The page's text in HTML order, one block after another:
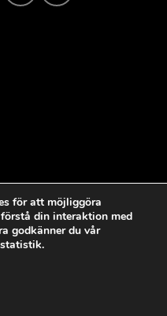
för att möjliggöra
din interaktion med
godkänner du vår